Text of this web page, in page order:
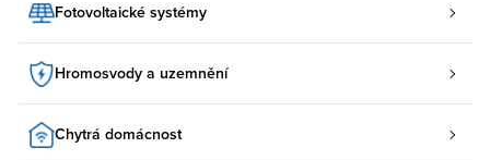
Fotovoltaické systémy
Hromosvody a uzemnění
Chytrá domácnost